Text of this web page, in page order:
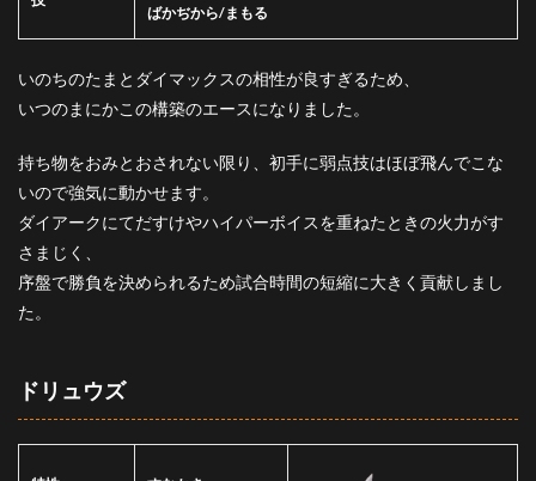
ばかぢから/まもる
いのちのたまとダイマックスの相性が良すぎるため、
いつのまにかこの構築のエースになりました。
持ち物をおみとおされない限り、初手に弱点技はほぼ飛んでこな
いので強気に動かせます。
ダイアークにてだすけやハイパーボイスを重ねたときの火力がす
さまじく、
序盤で勝負を決められるため試合時間の短縮に大きく貢献しまし
た。
ドリュウズ